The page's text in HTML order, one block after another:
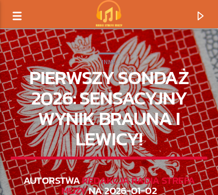
TERAZ GRAMY
INNE
PIERWSZY SONDAŻ
2026: SENSACYJNY
WYNIK BRAUNA I
LEWICY!
AUTORSTWAREDAKCJA RADIA STREFA
MUZYNA 2026-01-02